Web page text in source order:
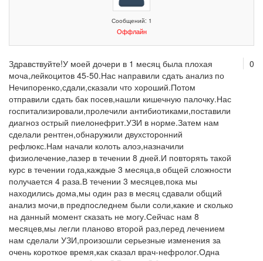
Сообщений: 1
Оффлайн
0
Здравствуйте!У моей дочери в 1 месяц была плохая
моча,лейкоцитов 45-50.Нас направили сдать анализ по
Нечипоренко,сдали,сказали что хороший.Потом
отправили сдать бак посев,нашли кишечную палочку.Нас
госпитализировали,пролечили антибиотиками,поставили
диагноз острый пиелонефрит.УЗИ в норме.Затем нам
сделали рентген,обнаружили двухсторонний
рефлюкс.Нам начали колоть алоэ,назначили
физиолечение,лазер в течении 8 дней.И повторять такой
курс в течении года,каждые 3 месяца,в общей сложности
получается 4 раза.В течении 3 месяцев,пока мы
находились дома,мы один раз в месяц сдавали общий
анализ мочи,в предпоследнем были соли,какие и сколько
на данный момент сказать не могу.Сейчас нам 8
месяцев,мы легли планово второй раз,перед лечением
нам сделали УЗИ,произошли серьезные изменения за
очень короткое время,как сказал врач-нефролог.Одна